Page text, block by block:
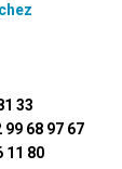
33
99 68 97 67
11 80